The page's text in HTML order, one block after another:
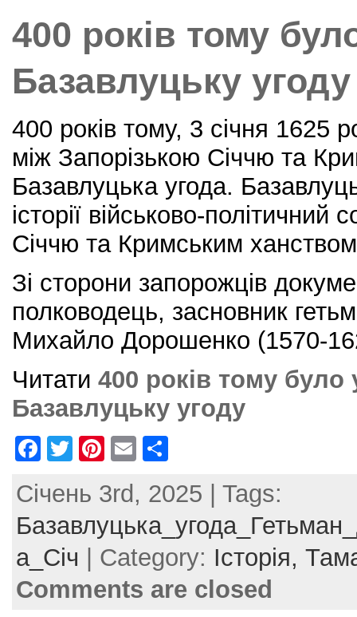
400 років тому
Базавлуцьку угоду
400 років тому, 3 січня 1625
між Запорізькою Січчю та
Базавлуцька угода.
історії військово-
Січчю та Кримським
Зі сторони запорожців
полководець, засновник
Михайло Дорошенко (1570-
Читати 400 років тому було
Базавлуцьку угоду
F
c
e
b
o
o
T
itt
er
Pi
er
e
st
E
ai
l
ar
e
Січень 3rd, 2025 | Tags:
а_Січ | Category: Історія,
Comments are closed